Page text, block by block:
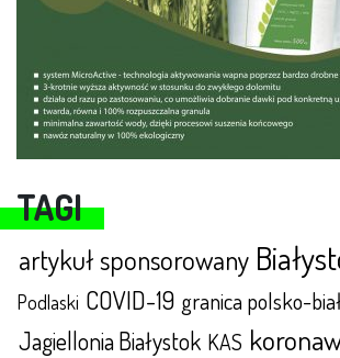
TAGI
artykuł sponsorowany
Podlaski COVID-19 granica polsko-
Jagiellonia Białystok KAS